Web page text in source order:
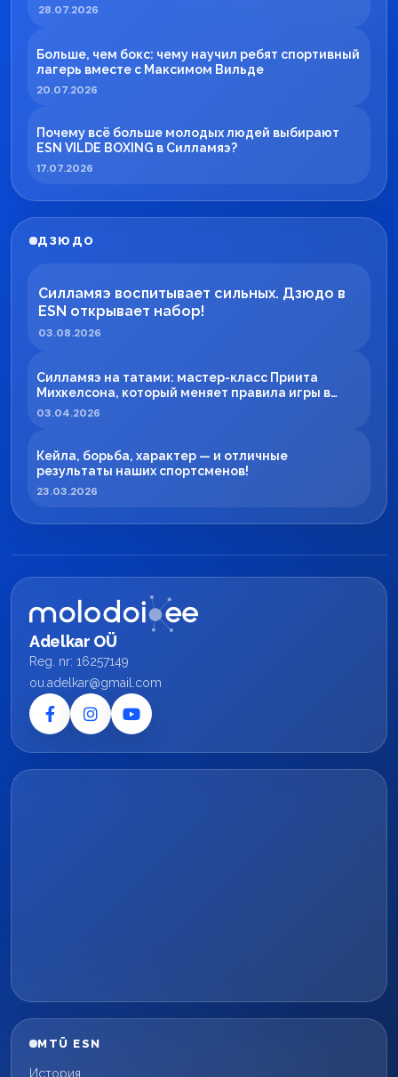
28.07.2026
Больше, чем бокс: чему научил ребят спортивный
лагерь вместе с Максимом Вильде
20.07.2026
Почему всё больше молодых людей выбирают
ESN VILDE BOXING в Силламяэ?
17.07.2026
ДЗЮДО
Силламяэ воспитывает сильных. Дзюдо в
ESN открывает набор!
03.08.2026
Силламяэ на татами: мастер-класс Приита
Михкелсона, который меняет правила игры в
регионе
03.04.2026
Кейла, борьба, характер — и отличные
результаты наших спортсменов!
23.03.2026
Adelkar OÜ
Reg. nr: 16257149
ou.adelkar@gmail.com
MTÜ ESN
История